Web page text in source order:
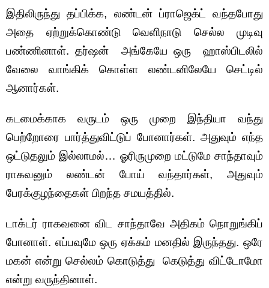
இதிலிருந்து தப்பிக்க, லண்டன் ப்ராஜெக்ட் வந்தபோது
அதை ஏற்றுக்கொண்டு வெளிநாடு செல்ல முடிவு
பண்ணினாள். தர்ஷன் அங்கேயே ஒரு ஹாஸ்பிடலில்
வேலை வாங்கிக் கொள்ள லண்டனிலேயே செட்டில்
ஆனார்கள்.
கடமைக்காக வருடம் ஒரு முறை இந்தியா வந்து
பெற்றோரை பார்த்துவிட்டுப் போனார்கள். அதுவும் எந்த
ஒட்டுதலும் இல்லாமல்… ஓரிருமுறை மட்டுமே சாந்தாவும்
ராகவனும் லண்டன் போய் வந்தார்கள், அதுவும்
பேரக்குழந்தைகள் பிறந்த சமயத்தில்.
டாக்டர் ராகவனை விட சாந்தாவே அதிகம் நொறுங்கிப்
போனாள். எப்பவுமே ஒரு ஏக்கம் மனதில் இருந்தது. ஒரே
மகன் என்று செல்லம் கொடுத்து கெடுத்து விட்டோமோ
என்று வருந்தினாள்.